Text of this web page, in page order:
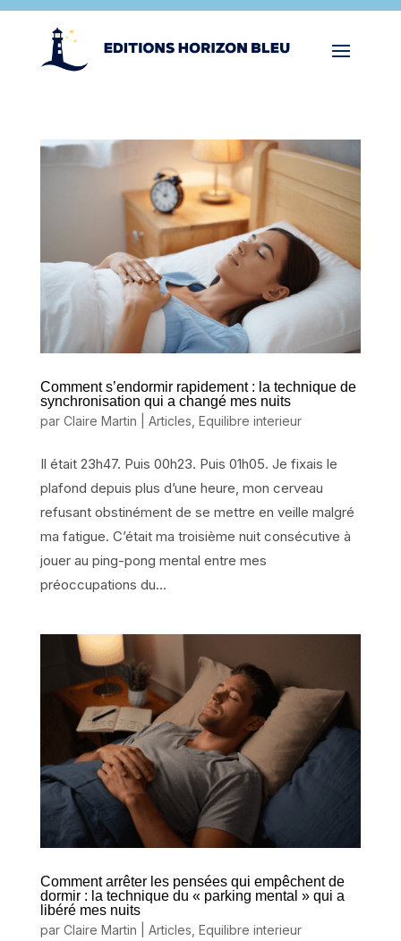
Comment s’endormir rapidement : la technique de
synchronisation qui a changé mes nuits
par Claire Martin Articles Equilibre interieur
Il était 23h47. Puis 00h23. Puis 01h05. Je fixais le
plafond depuis plus d’une heure, mon cerveau
refusant obstinément de se mettre en veille malgré
ma fatigue. C’était ma troisième nuit consécutive à
jouer au ping-pong mental entre mes
préoccupations du...
Comment arrêter les pensées qui empêchent de
dormir : la technique du « parking mental » qui a
libéré mes nuits
par Claire Martin Articles Equilibre interieur